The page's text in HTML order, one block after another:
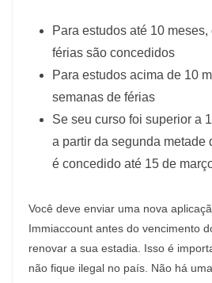
Para estudos até 10
férias são concedidos
Para estudos acima de 10
semanas de férias
Se seu curso foi superior a
a partir da segunda metade
é concedido até 15 de
Você deve enviar uma nova
Immiaccount antes do vencimento
renovar a sua estadia. Isso é
não fique ilegal no país. Não há